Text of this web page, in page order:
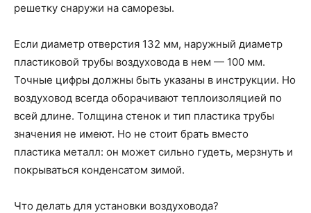
решетку снаружи на саморезы.
Если диаметр отверстия 132 мм, наружный диаметр
пластиковой трубы воздуховода в нем — 100 мм.
Точные цифры должны быть указаны в инструкции. Но
воздуховод всегда оборачивают теплоизоляцией по
всей длине. Толщина стенок и тип пластика трубы
значения не имеют. Но не стоит брать вместо
пластика металл: он может сильно гудеть, мерзнуть и
покрываться конденсатом зимой.
Что делать для установки воздуховода?